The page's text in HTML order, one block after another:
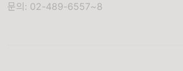
문의: 02-489-6557~8